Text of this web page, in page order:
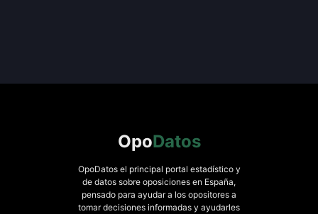
OpoDatos
OpoDatos el principal portal estadístico y
de datos sobre oposiciones en España,
pensado para ayudar a los opositores a
tomar decisiones informadas y ayudarles